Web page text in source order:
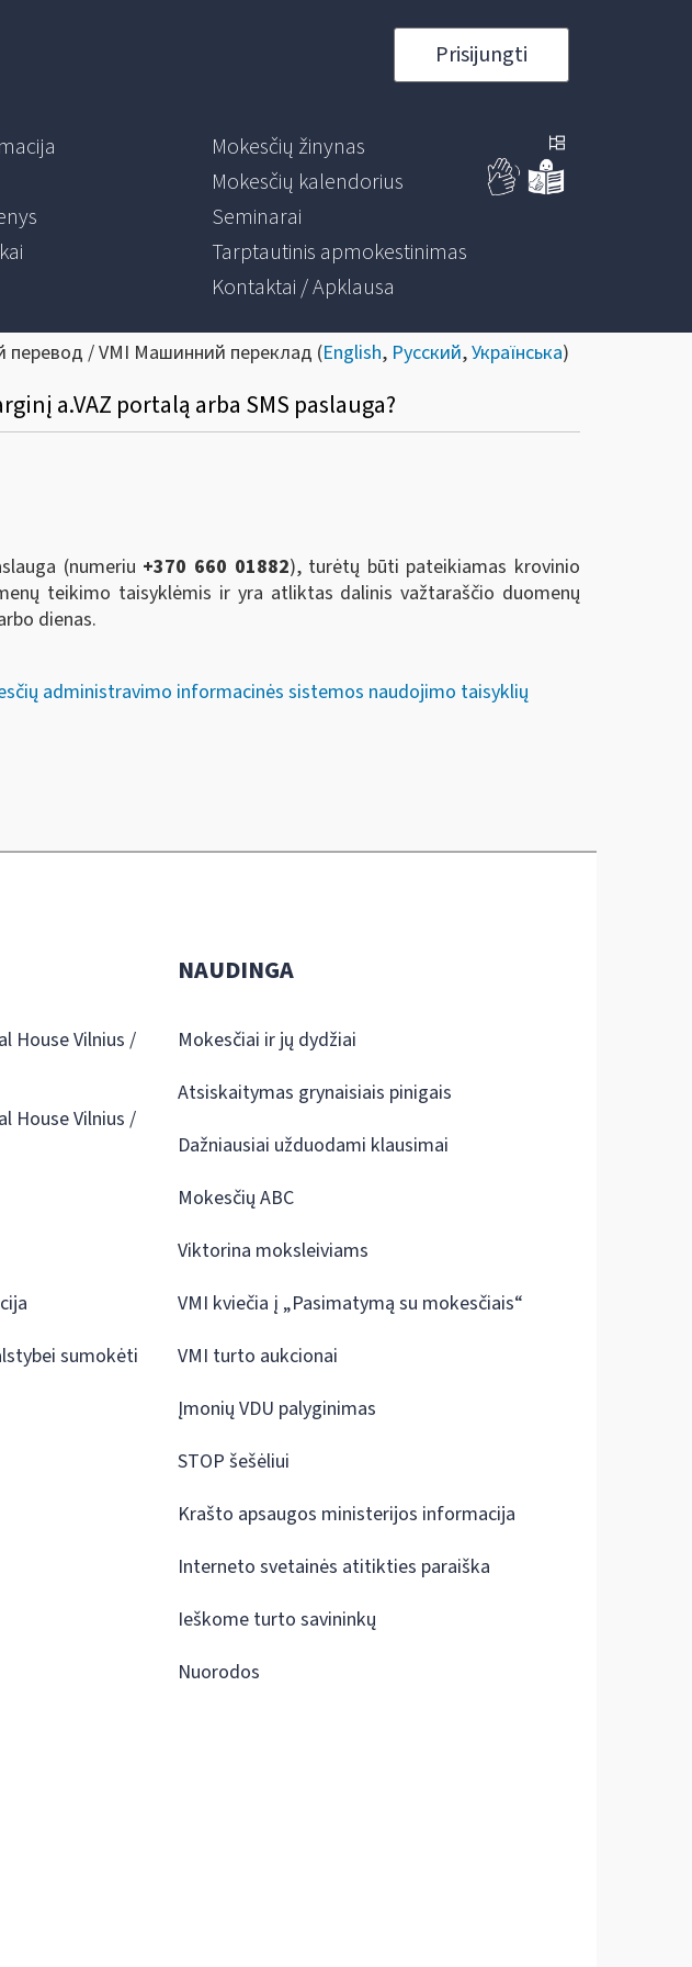
Prisijungti
Mokesčių žinynas
Mokesčių kalendorius
Seminarai
Tarptautinis apmokestinimas
Kontaktai / Apklausa
/ VMI Машинний переклад (English, Русский,Українська)
a.VAZ portalą arba SMS paslauga?
(numeriu +370 660 01882), turėtų būti pateikiamas krovinio
teikimo taisyklėmis ir yra atliktas dalinis važtaraščio duomenų
dienas.
administravimo informacinės sistemos naudojimo taisyklių
House Vilnius /
House Vilnius /
sumokėti
NAUDINGA
Mokesčiai ir jų dydžiai
Atsiskaitymas grynaisiais pinigais
Dažniausiai užduodami klausimai
Mokesčių ABC
Viktorina moksleiviams
VMI kviečia į „Pasimatymą su mokesčiais“
VMI turto aukcionai
Įmonių VDU palyginimas
STOP šešėliui
Krašto apsaugos ministerijos informacija
Interneto svetainės atitikties paraiška
Ieškome turto savininkų
Nuorodos